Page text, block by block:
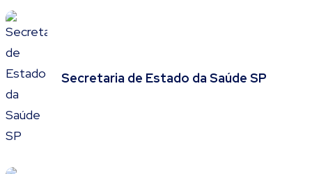
Secretaria de Estado da Saúde SP